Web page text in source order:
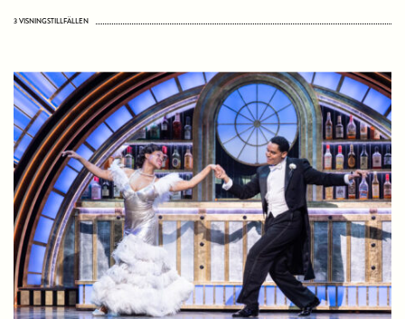
3 VISNINGSTILLFÄLLEN